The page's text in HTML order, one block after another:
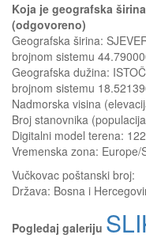
Koja je geografska
(odgovoreno)
Geografska širina:
brojnom sistemu
Geografska dužina:
brojnom sistemu
Nadmorska visina
Broj stanovnika
Digitalni model terena: 122
Vremenska zona: Europe/
Vučkovac poštanski broj:
Država: Bosna i
Pogledaj galeriju